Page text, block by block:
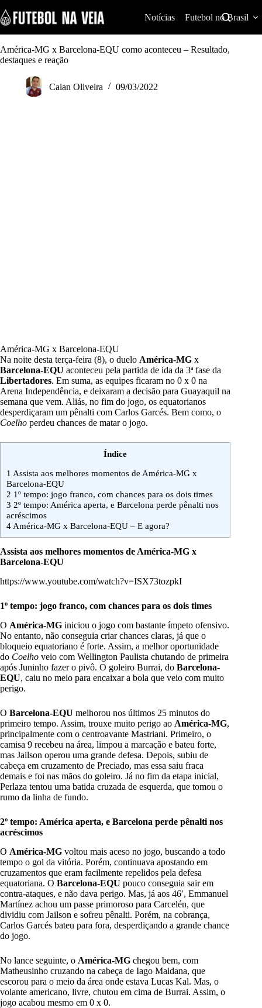
k
i
p
o
Notícias Futebol no Brasil
América-MG x Barcelona-EQU como aconteceu – Resultado,
destaques e reação
Caian Oliveira 09/03/2022
América-MG x Barcelona-EQU
Na noite desta terça-feira (8), o duelo América-MG x
Barcelona-EQU aconteceu pela partida de ida da 3ª fase da
Libertadores. Em suma, as equipes ficaram no 0 x 0 na
Arena Independência, e deixaram a decisão para Guayaquil na
semana que vem. Aliás, no fim do jogo, os equatorianos
desperdiçaram um pênalti com Carlos Garcés. Bem como, o
Coelho perdeu chances de matar o jogo.
Índice
1 Assista aos melhores momentos de América-MG x
Barcelona-EQU
2 1º tempo: jogo franco, com chances para os dois times
3 2º tempo: América aperta, e Barcelona perde pênalti nos
acréscimos
4América-MG x Barcelona-EQU – E agora?
Assista aos melhores momentos de América-MG x
Barcelona-EQU
https://www.youtube.com/watch?v=ISX73tozpkI
1º tempo: jogo franco, com chances para os dois times
O América-MG iniciou o jogo com bastante ímpeto ofensivo.
No entanto, não conseguia criar chances claras, já que o
bloqueio equatoriano é forte. Assim, a melhor oportunidade
do Coelho veio com Wellington Paulista chutando de primeira
após Juninho fazer o pivô. O goleiro Burrai, do Barcelona-
EQU, caiu no meio para encaixar a bola que veio com muito
perigo.
O Barcelona-EQU melhorou nos últimos 25 minutos do
primeiro tempo. Assim, trouxe muito perigo ao América-MG,
principalmente com o centroavante Mastriani. Primeiro, o
camisa 9 recebeu na área, limpou a marcação e bateu forte,
mas Jailson operou uma grande defesa. Depois, subiu de
cabeça em cruzamento de Preciado, mas essa saiu fraca
demais e foi nas mãos do goleiro. Já no fim da etapa inicial,
Perlaza tentou uma batida cruzada de esquerda, que tomou o
rumo da linha de fundo.
2º tempo: América aperta, e Barcelona perde pênalti nos
acréscimos
O América-MG voltou mais aceso no jogo, buscando a todo
tempo o gol da vitória. Porém, continuava apostando em
cruzamentos que eram facilmente repelidos pela defesa
equatoriana. O Barcelona-EQU pouco conseguia sair em
contra-ataques, e não dava perigo. Mas, já aos 46′, Emmanuel
Martínez achou um passe primoroso para Carcelén, que
dividiu com Jailson e sofreu pênalti. Porém, na cobrança,
Carlos Garcés bateu para fora, desperdiçando a grande chance
do jogo.
No lance seguinte, o América-MG chegou bem, com
Matheusinho cruzando na cabeça de Iago Maidana, que
escorou para o meio da área onde estava Lucas Kal. Mas, o
volante americano, livre, chutou em cima de Burrai. Assim, o
jogo acabou mesmo em 0 x 0.